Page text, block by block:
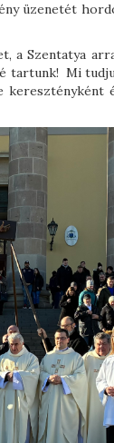
üzenetét
a Szentatya
tartunk! Mi